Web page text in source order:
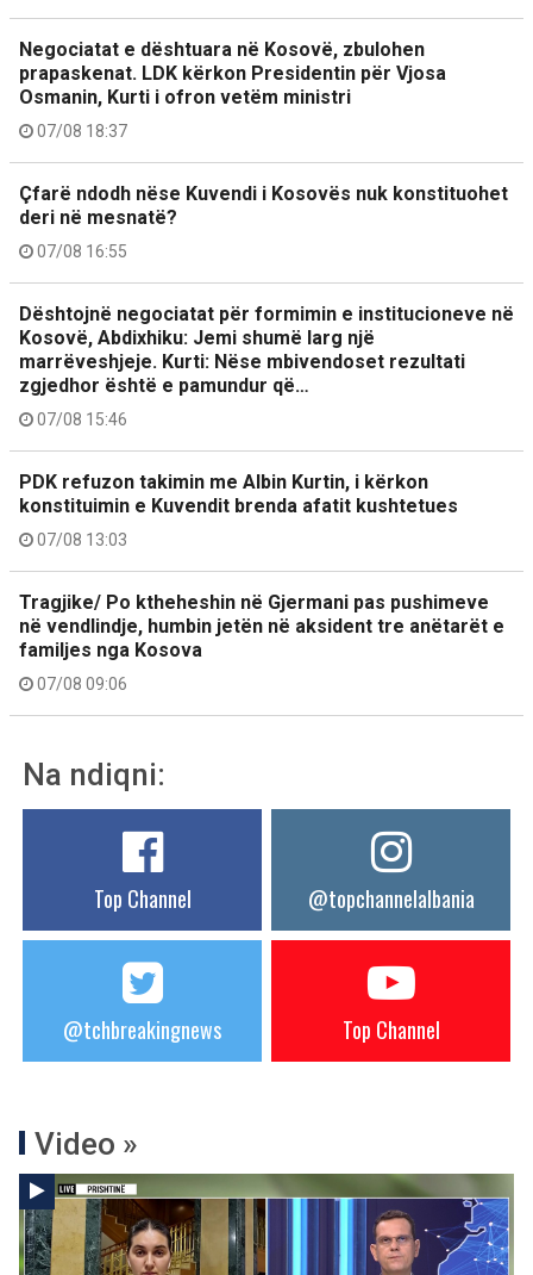
Negociatat e dështuara në Kosovë, zbulohen
prapaskenat. LDK kërkon Presidentin për Vjosa
Osmanin, Kurti i ofron vetëm ministri
07/08 18:37
Çfarë ndodh nëse Kuvendi i Kosovës nuk konstituohet
deri në mesnatë?
07/08 16:55
Dështojnë negociatat për formimin e institucioneve në
Kosovë, Abdixhiku: Jemi shumë larg një
marrëveshjeje. Kurti: Nëse mbivendoset rezultati
zgjedhor është e pamundur që…
07/08 15:46
PDK refuzon takimin me Albin Kurtin, i kërkon
konstituimin e Kuvendit brenda afatit kushtetues
07/08 13:03
Tragjike/ Po ktheheshin në Gjermani pas pushimeve
në vendlindje, humbin jetën në aksident tre anëtarët e
familjes nga Kosova
07/08 09:06
Na ndiqni:
Top Channel @topchannelalbania
@tchbreakingnews Top Channel
Video »